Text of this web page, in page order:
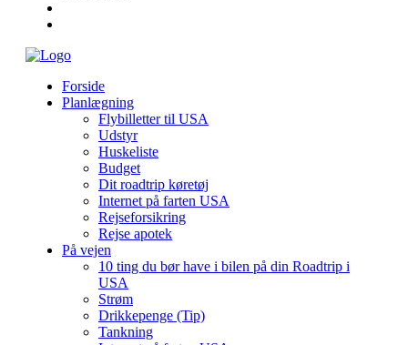
Forside
Planlægning
Flybilletter til USA
Udstyr
Huskeliste
Budget
Dit roadtrip køretøj
Internet på farten USA
Rejseforsikring
Rejse apotek
På vejen
10 ting du bør have i bilen på din Roadtrip i
USA
Strøm
Drikkepenge (Tip)
Tankning